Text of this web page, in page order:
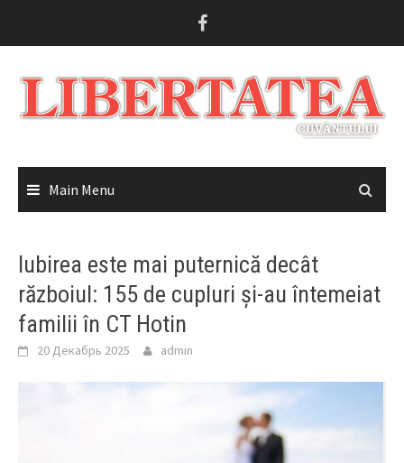
Main Menu
Iubirea este mai puternică decât
războiul: 155 de cupluri și-au întemeiat
familii în CT Hotin
20 Декабрь 2025 admin